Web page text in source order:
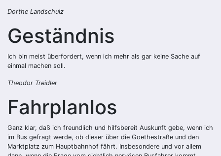
Dorthe Landschulz
Geständnis
Ich bin meist überfordert, wenn ich mehr als gar keine Sache auf
einmal machen soll.
Theodor Treidler
Fahrplanlos
Ganz klar, daß ich freundlich und hilfsbereit Auskunft gebe, wenn ich
im Bus gefragt werde, ob dieser über die Goethestraße und den
Marktplatz zum Hauptbahnhof fährt. Insbesondere und vor allem